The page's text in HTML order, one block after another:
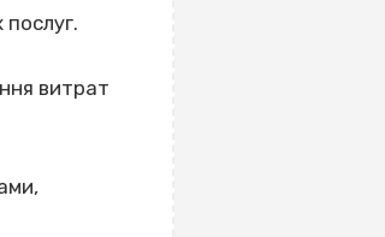
витрат